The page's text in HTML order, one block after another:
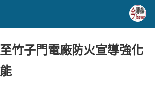
竹子門電廠防火宣導強化